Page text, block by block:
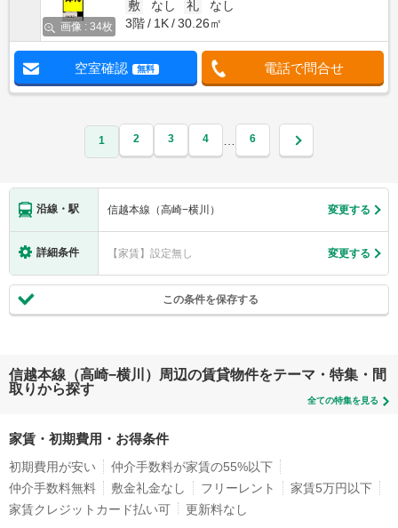
画像 : 34枚
敷
なし 礼
なし
3階
1K 30.26㎡
空室確認 無料 電話で問合せ
1 2 3 4 6
沿線・駅 信越本線（高崎−横川） 変更する
詳細条件 【家賃】設定無し 変更する
この条件を保存する
信越本線（高崎−横川）周辺の賃貸物件をテーマ・特集・間
取りから探す
全ての特集を見る
家賃・初期費用・お得条件
初期費用が安い
仲介手数料が家賃の55%以下
仲介手数料無料
敷金礼金なし フリーレント
家賃5万円以下
家賃クレジットカード払い可
更新料なし